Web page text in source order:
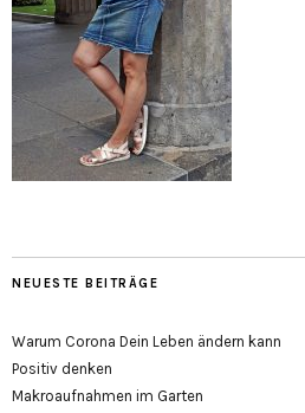
NEUESTE BEITRÄGE
Warum Corona Dein Leben ändern kann
Positiv denken
Makroaufnahmen im Garten